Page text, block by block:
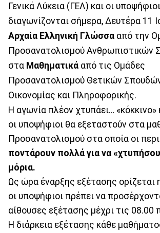
Γενικά Λύκεια (ΓΕΛ) και οι υποψήφιοι
διαγωνίζονται σήμερα, Δευτέρα 11
Αρχαία Ελληνική Γλώσσα από την
Προσανατολισμού Ανθρωπιστικών
στα Μαθηματικά από τις Ομάδες
Προσανατολισμού Θετικών
Οικονομίας και Πληροφορικής.
Η αγωνία πλέον χτυπάει…
οι υποψήφιοι θα εξεταστούν στα
Προσανατολισμού στα οποία οι
ποντάρουν πολλά για να
μόρια.
Ως ώρα έναρξης εξέτασης ορίζεται
οι υποψήφιοι πρέπει να
αίθουσες εξέτασης μέχρι τις 08.00
Η διάρκεια εξέτασης κάθε